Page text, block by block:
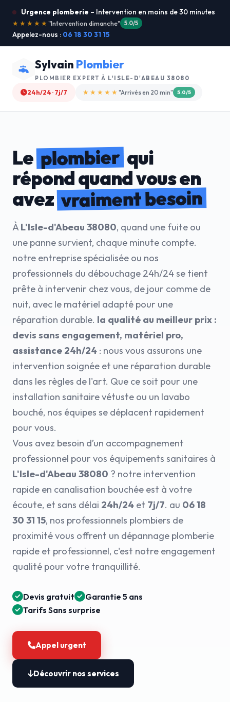
Urgence plomberie – Intervention en moins de 30 minutes
★★★★★"Service ultra rapide !" 5.0/5
Appelez-nous : 06 18 30 31 15
Sylvain Plombier
PLOMBIER EXPERT À L'ISLE-D'ABEAU 38080
24h/24 · 7j/7 ★★★★☆ "Devis gratuit" 4.8/5
Leplombierqui
répond quand vous en
avezvraiment besoin
ÀL'Isle-d'Abeau 38080, quand une fuite ou
une panne survient, chaque minute compte.
notre entreprise spécialisée ou nos
professionnels du débouchage 24h/24 se tient
prête à intervenir chez vous, de jour comme de
nuit, avec le matériel adapté pour une
réparation durable. la qualité au meilleur prix :
devis sans engagement, matériel pro,
assistance 24h/24 : nous vous assurons une
intervention soignée et une réparation durable
dans les règles de l'art. Que ce soit pour une
installation sanitaire vétuste ou un lavabo
bouché, nos équipes se déplacent rapidement
pour vous.
Vous avez besoin d’un accompagnement
professionnel pour vos équipements sanitaires à
L'Isle-d'Abeau 38080 ? notre intervention
rapide en canalisation bouchée est à votre
écoute, et sans délai 24h/24 et 7j/7. au 06 18
30 31 15, nos professionnels plombiers de
proximité vous offrent un dépannage plomberie
rapide et professionnel, c'est notre engagement
qualité pour votre tranquillité.
Devis gratuit
Garantie 5 ans
Tarifs Sans surprise
Appel urgent
Découvrir nos services